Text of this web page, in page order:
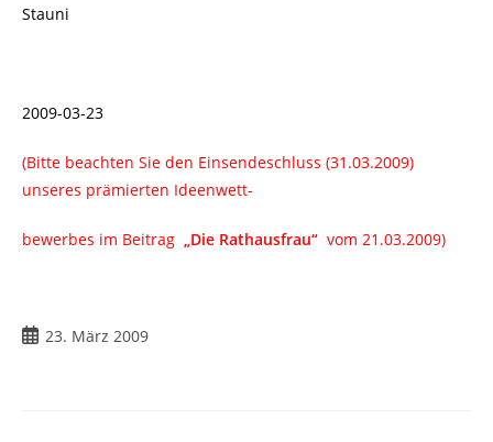
Stauni
2009-03-23
(Bitte beachten Sie den Einsendeschluss (31.03.2009)
unseres prämierten Ideenwett-
bewerbes im Beitrag „Die Rathausfrau“ vom 21.03.2009)
Beitrag
23. März 2009